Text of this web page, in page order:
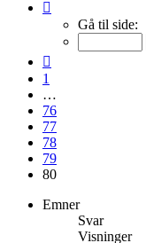
80
Gå til side:
1
…
76
77
78
79
80
Emner
Svar
Visninger